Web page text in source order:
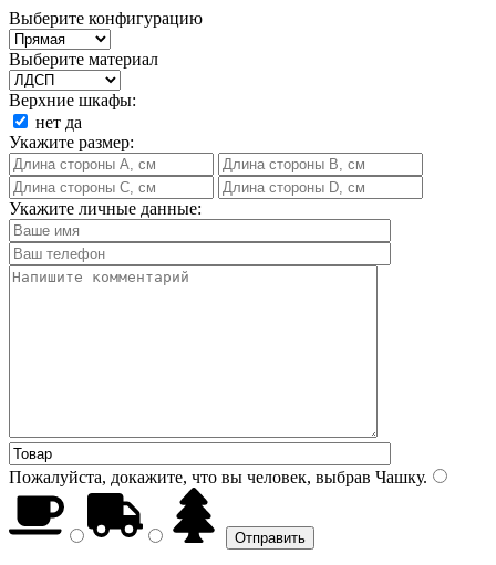
Выберите конфигурацию
Выберите материал
Верхние шкафы:
нет да
Укажите размер:
Укажите личные данные:
Пожалуйста, докажите, что вы человек, выбрав Чашку.